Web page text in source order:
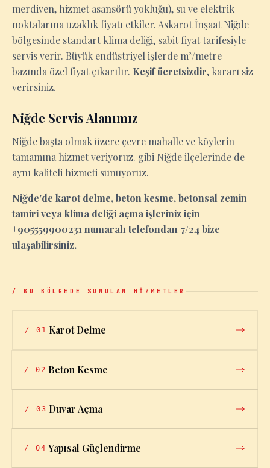
merdiven, hizmet asansörü yokluğu), su ve elektrik
noktalarına uzaklık fiyatı etkiler. Askarot İnşaat Niğde
bölgesinde standart klima deliği, sabit fiyat tarifesiyle
servis verir. Büyük endüstriyel işlerde m²/metre
bazında özel fiyat çıkarılır. Keşif ücretsizdir, kararı siz
verirsiniz.
Niğde Servis Alanımız
Niğde başta olmak üzere çevre mahalle ve köylerin
tamamına hizmet veriyoruz. gibi Niğde ilçelerinde de
aynı kaliteli hizmeti sunuyoruz.
Niğde'de karot delme, beton kesme, betonsal zemin
tamiri veya klima deliği açma işleriniz için
+905559900231 numaralı telefondan 7/24 bize
ulaşabilirsiniz.
/ BU BÖLGEDE SUNULAN HİZMETLER
/ 01 Karot Delme
/ 02 Beton Kesme
/ 03 Duvar Açma
/ 04 Yapısal Güçlendirme